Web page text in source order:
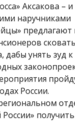
Аксакова – и
наручниками
предлагают
дабы унять зуд
России.
получить